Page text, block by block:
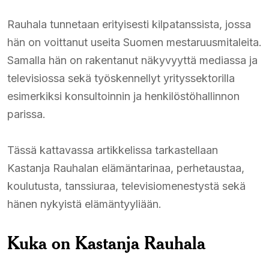
Rauhala tunnetaan erityisesti kilpatanssista, jossa
hän on voittanut useita Suomen mestaruusmitaleita.
Samalla hän on rakentanut näkyvyyttä mediassa ja
televisiossa sekä työskennellyt yrityssektorilla
esimerkiksi konsultoinnin ja henkilöstöhallinnon
parissa.
Tässä kattavassa artikkelissa tarkastellaan
Kastanja Rauhalan elämäntarinaa, perhetaustaa,
koulutusta, tanssiuraa, televisiomenestystä sekä
hänen nykyistä elämäntyyliään.
Kuka on Kastanja Rauhala